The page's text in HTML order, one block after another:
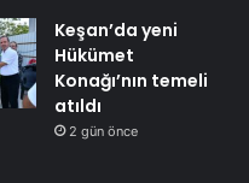
Keşan’da yeni
Hükümet
Konağı’nın temeli
atıldı
2 gün önce